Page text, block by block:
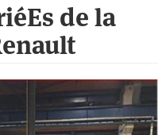
de la